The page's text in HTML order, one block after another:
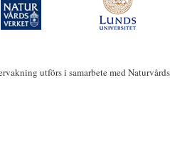
utförs i samarbete med